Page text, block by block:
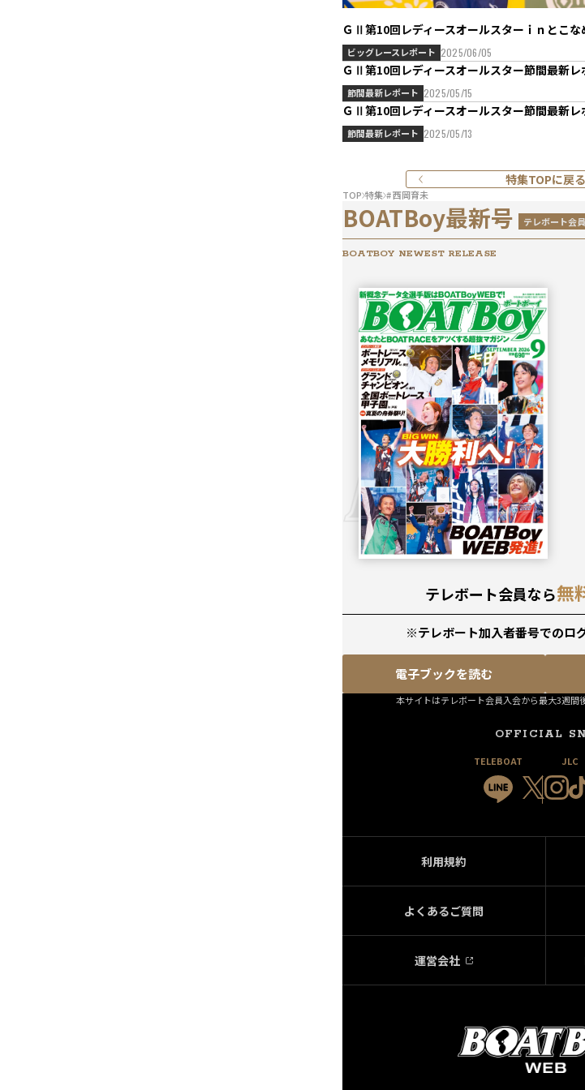
ＧⅡ第10回レディースオールスターｉｎとこな
ビッグレースレポート 2025/06/05
ＧⅡ第10回レディースオールスター節間最新レ
節間最新レポート 2025/05/15
ＧⅡ第10回レディースオールスター節間最新レ
節間最新レポート 2025/05/13
特集TOPに戻る
TOP 特集 # 西岡育未
BOATBoy最新号 テレボート会
BOATBOY NEWEST RELEASE
2026年
9月号
テレボート会員なら無
※テレボート加入者番号でのロ
電子ブックを読む
本サイトはテレボート会員入会から最大3週間
OFFICIAL
TELEBOAT JLC
利用規約
よくあるご質問
運営会社